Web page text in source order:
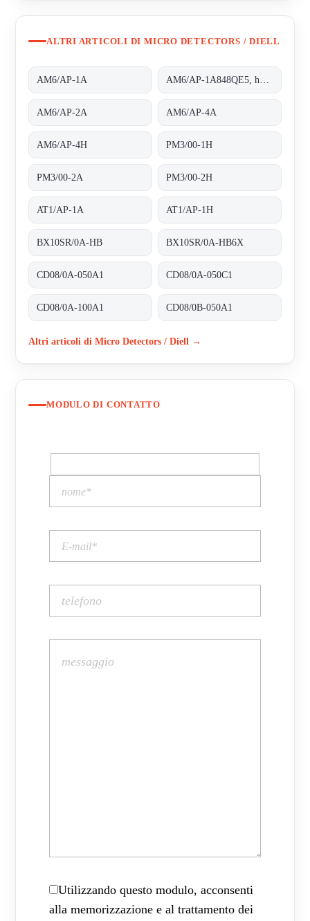
ALTRI ARTICOLI DI MICRO DETECTORS / DIELL
AM6/AP-1A
AM6/AP-2A AM6/AP-4A
AM6/AP-4H PM3/00-1H
PM3/00-2A PM3/00-2H
AT1/AP-1A AT1/AP-1H
BX10SR/0A-HB BX10SR/0A-HB6X
CD08/0A-050A1 CD08/0A-050C1
CD08/0A-100A1 CD08/0B-050A1
Altri articoli di Micro Detectors / Diell →
MODULO DI CONTATTO
Utilizzando questo modulo, acconsenti
alla memorizzazione e al trattamento dei